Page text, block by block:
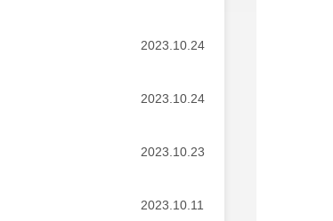
2023.10.24
2023.10.24
2023.10.23
2023.10.11